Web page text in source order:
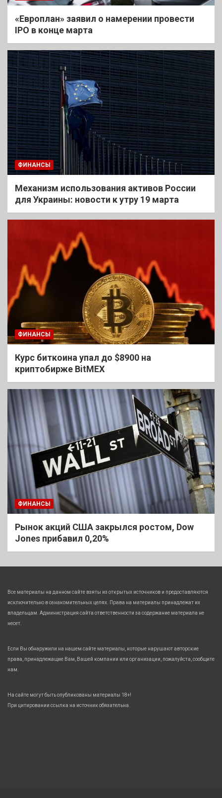
«Европлан» заявил о намерении провести
IPO в конце марта
ФИНАНСЫ
Механизм использования активов России
для Украины: новости к утру 19 марта
ФИНАНСЫ
Курс биткоина упал до $8900 на
криптобирже BitMEX
ФИНАНСЫ
Рынок акций США закрылся ростом, Dow
Jones прибавил 0,20%
Все материалы на данном сайте взяты из открытых источников и предоставляются
исключительно в ознакомительных целях. Права на материалы принадлежат их
владельцам. Администрация сайта ответственности за содержание материала не
несет.
Если Вы обнаружили на нашем сайте материалы, которые нарушают авторские
права, принадлежащие Вам, Вашей компании или организации, пожалуйста, сообщите
нам.
На сайте могут быть опубликованы материалы 18+!
При цитировании ссылка на источник обязательна.